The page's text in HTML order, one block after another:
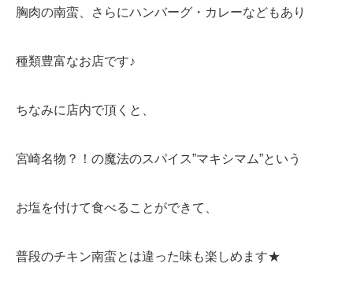
胸肉の南蛮、さらにハンバーグ・カレーなどもあり
種類豊富なお店です♪
ちなみに店内で頂くと、
宮崎名物？！の魔法のスパイス”マキシマム”という
お塩を付けて食べることができて、
普段のチキン南蛮とは違った味も楽しめます★